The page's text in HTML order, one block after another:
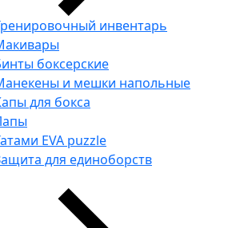
инвентарь
боксерские
и мешки напольные
для бокса
EVA puzzle
для единоборств